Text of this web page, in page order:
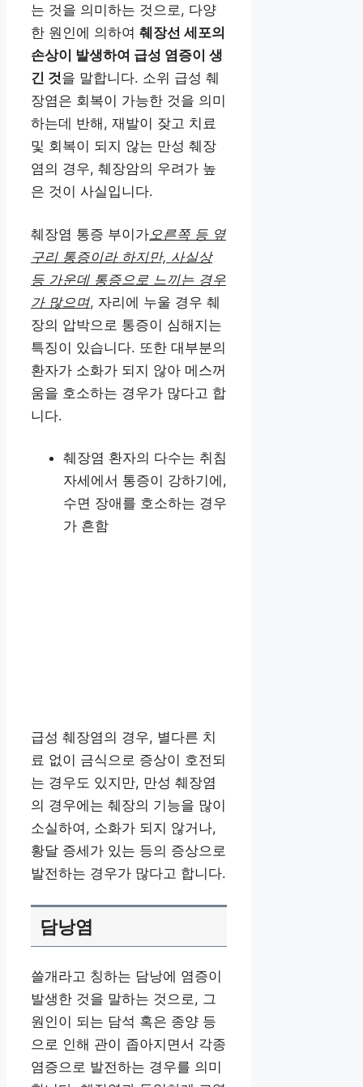
는 것을 의미하는 것으로, 다양
한 원인에 의하여 췌장선 세포의
손상이 발생하여 급성 염증이 생
긴 것을 말합니다. 소위 급성 췌
장염은 회복이 가능한 것을 의미
하는데 반해, 재발이 잦고 치료
및 회복이 되지 않는 만성 췌장
염의 경우, 췌장암의 우려가 높
은 것이 사실입니다.
췌장염 통증 부이가 오른쪽 등 옆
구리 통증이라 하지만, 사실상
등 가운데 통증으로 느끼는 경우
가 많으며, 자리에 누울 경우 췌
장의 압박으로 통증이 심해지는
특징이 있습니다. 또한 대부분의
환자가 소화가 되지 않아 메스꺼
움을 호소하는 경우가 많다고 합
니다.
췌장염 환자의 다수는 취침
자세에서 통증이 강하기에,
수면 장애를 호소하는 경우
가 흔함
급성 췌장염의 경우, 별다른 치
료 없이 금식으로 증상이 호전되
는 경우도 있지만, 만성 췌장염
의 경우에는 췌장의 기능을 많이
소실하여, 소화가 되지 않거나,
황달 증세가 있는 등의 증상으로
발전하는 경우가 많다고 합니다.
담낭염
쓸개라고 칭하는 담낭에 염증이
발생한 것을 말하는 것으로, 그
원인이 되는 담석 혹은 종양 등
으로 인해 관이 좁아지면서 각종
염증으로 발전하는 경우를 의미